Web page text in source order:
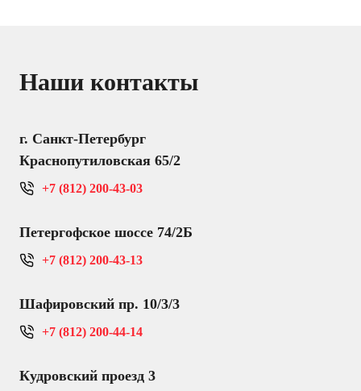
Наши контакты
г. Санкт-Петербург
Краснопутиловская 65/2
+7 (812) 200-43-03
Петергофское шоссе 74/2Б
+7 (812) 200-43-13
Шафировский пр. 10/3/3
+7 (812) 200-44-14
Кудровский проезд 3